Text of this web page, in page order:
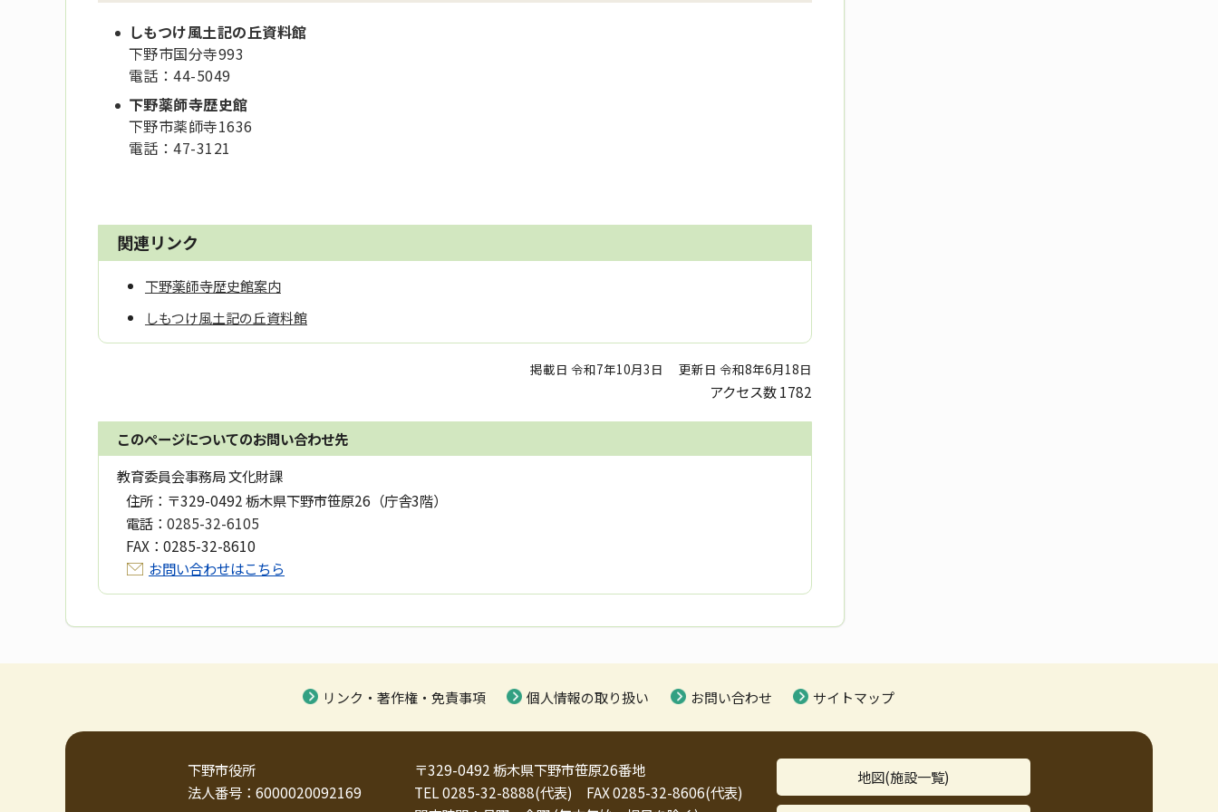
しもつけ風土記の丘資料館
下野市国分寺993
電話：44-5049
下野薬師寺歴史館
下野市薬師寺1636
電話：47-3121
関連リンク
下野薬師寺歴史館案内
しもつけ風土記の丘資料館
掲載日 令和7年10月3日 更新日 令和8年6月18日
アクセス数1782
このページについてのお問い合わせ先
教育委員会事務局 文化財課
住所： 〒329-0492 栃木県下野市笹原26（庁舎3階）
電話： 0285-32-6105
FAX： 0285-32-8610
お問い合わせはこちら
リンク・著作権・免責事項 個人情報の取り扱い お問い合わせ サイトマップ
下野市役所
法人番号：6000020092169
〒329-0492 栃木県下野市笹原26番地
TEL 0285-32-8888(代表) FAX 0285-32-8606(代表)
地図(施設一覧)